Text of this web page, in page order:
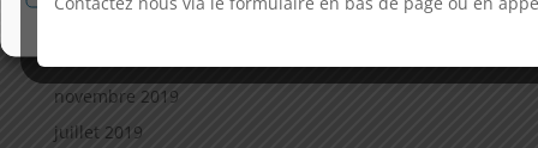
novembre 2019
juillet 2019